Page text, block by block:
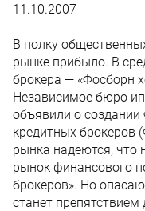
11.10.2007
В полку
рынке прибыло. В
брокера — «Фосборн
Независимое бюро
объявили о
кредитных брокеров
рынка надеются, что
рынок финансового
брокеров». Но
станет